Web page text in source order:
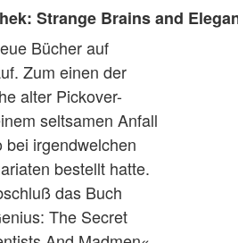
Strange Brains and
Bücher auf
Zum einen der
alter Pickover-
seltsamen Anfall
irgendwelchen
bestellt hatte.
das Buch
The Secret